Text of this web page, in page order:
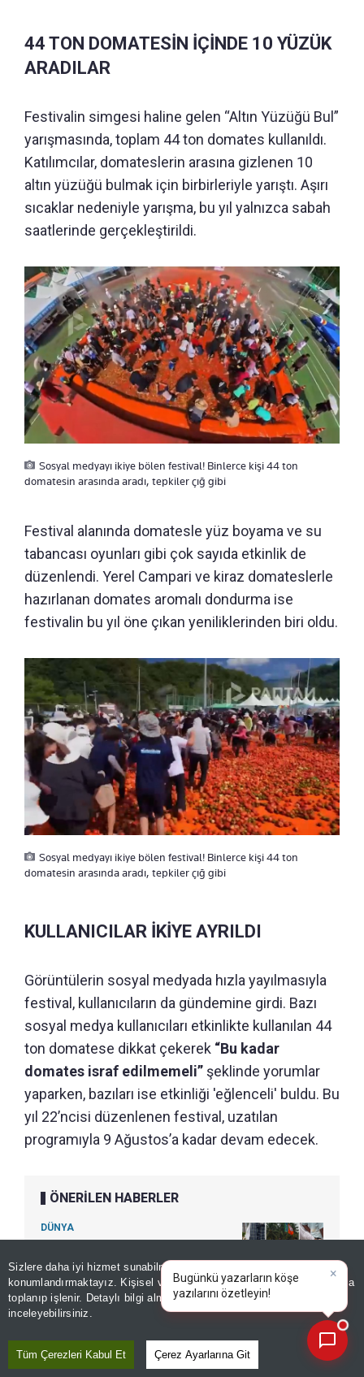
Sizlere daha iyi hizmet sunabilmek adına sitemizde
konumlandırmaktayız. Kişisel verileriniz, KVKK ve GDPR kapsamında
toplanıp işlenir. Detaylı bilgi almak içinAydınlatma Metnimizi
inceleyebilirsiniz.
Tüm Çerezleri Kabul Et Çerez Ayarlarına Git
44 TON DOMATESİN İÇİNDE 10 YÜZÜK
ARADILAR
Festivalin simgesi haline gelen “Altın Yüzüğü Bul”
yarışmasında, toplam 44 ton domates kullanıldı.
Katılımcılar, domateslerin arasına gizlenen 10
altın yüzüğü bulmak için birbirleriyle yarıştı. Aşırı
sıcaklar nedeniyle yarışma, bu yıl yalnızca sabah
saatlerinde gerçekleştirildi.
Sosyal medyayı ikiye bölen festival! Binlerce kişi 44 ton
domatesin arasında aradı, tepkiler çığ gibi
Festival alanında domatesle yüz boyama ve su
tabancası oyunları gibi çok sayıda etkinlik de
düzenlendi. Yerel Campari ve kiraz domateslerle
hazırlanan domates aromalı dondurma ise
festivalin bu yıl öne çıkan yeniliklerinden biri oldu.
Sosyal medyayı ikiye bölen festival! Binlerce kişi 44 ton
domatesin arasında aradı, tepkiler çığ gibi
KULLANICILAR İKİYE AYRILDI
Görüntülerin sosyal medyada hızla yayılmasıyla
festival, kullanıcıların da gündemine girdi. Bazı
sosyal medya kullanıcıları etkinlikte kullanılan 44
ton domatese dikkat çekerek “Bu kadar
domates israf edilmemeli” şeklinde yorumlar
yaparken, bazıları ise etkinliği 'eğlenceli' buldu. Bu
yıl 22’ncisi düzenlenen festival, uzatılan
programıyla 9 Ağustos’a kadar devam edecek.
ÖNERİLEN HABERLER
DÜNYA
dedirten görüntüler! Bitkileri
kökünden söküp götürdüler
Editör : ZEYNEP ERDİVANLI Kaynak: TÜRKİYE GAZETESİ
|